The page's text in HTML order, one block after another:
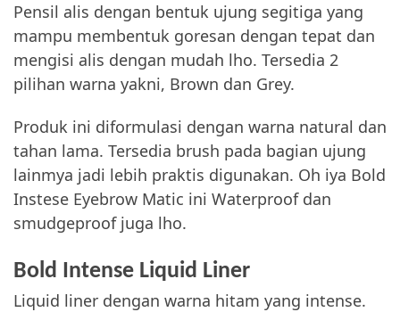
Pensil alis dengan bentuk ujung segitiga yang
mampu membentuk goresan dengan tepat dan
mengisi alis dengan mudah lho. Tersedia 2
pilihan warna yakni, Brown dan Grey.
Produk ini diformulasi dengan warna natural dan
tahan lama. Tersedia brush pada bagian ujung
lainmya jadi lebih praktis digunakan. Oh iya Bold
Instese Eyebrow Matic ini Waterproof dan
smudgeproof juga lho.
Bold Intense Liquid Liner
Liquid liner dengan warna hitam yang intense.